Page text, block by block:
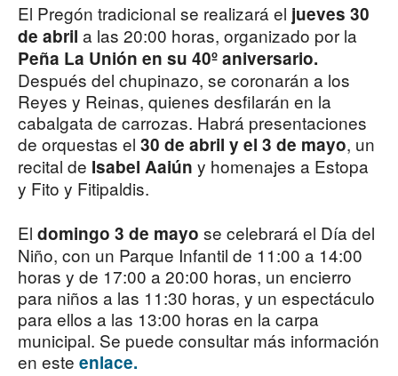
El Pregón tradicional se realizará el jueves 30
de abril a las 20:00 horas, organizado por la
Peña La Unión en su 40º aniversario.
Después del chupinazo, se coronarán a los
Reyes y Reinas, quienes desfilarán en la
cabalgata de carrozas. Habrá presentaciones
de orquestas el 30 de abril y el 3 de mayo, un
recital de Isabel Aaiún y homenajes a Estopa
y Fito y Fitipaldis.
El domingo 3 de mayo se celebrará el Día del
Niño, con un Parque Infantil de 11:00 a 14:00
horas y de 17:00 a 20:00 horas, un encierro
para niños a las 11:30 horas, y un espectáculo
para ellos a las 13:00 horas en la carpa
municipal. Se puede consultar más información
en este enlace.